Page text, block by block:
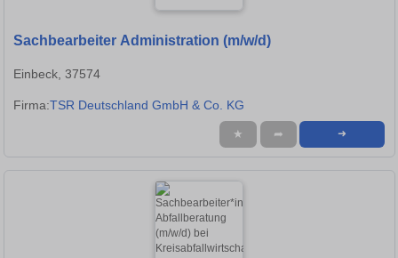
Sachbearbeiter Administration (m/w/d)
Einbeck, 37574
Firma:TSR Deutschland GmbH & Co. KG
★ ➦ ➜